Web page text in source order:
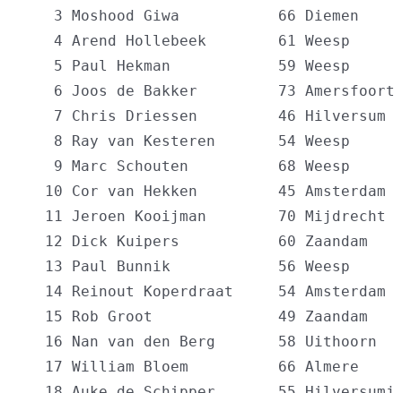
3 Moshood Giwa           66 Diemen
4 Arend Hollebeek        61 Weesp
5 Paul Hekman            59 Weesp
6 Joos de Bakker         73 Amersfoort
7 Chris Driessen         46 Hilversum
8 Ray van Kesteren       54 Weesp
9 Marc Schouten          68 Weesp
10 Cor van Hekken         45 Amsterdam
11 Jeroen Kooijman        70 Mijdrecht
12 Dick Kuipers           60 Zaandam
13 Paul Bunnik            56 Weesp
14 Reinout Koperdraat     54 Amsterdam
15 Rob Groot              49 Zaandam
16 Nan van den Berg       58 Uithoorn
17 William Bloem          66 Almere